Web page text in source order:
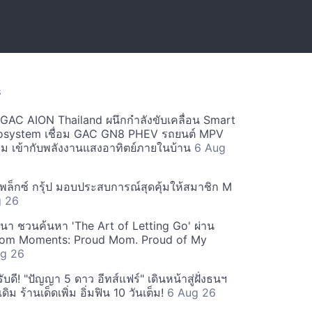
AION Thailand ผนึกกำลังขับเคลื่อน Smart
เชื่อม GAC GN8 PHEV รถยนต์ MPV
เข้ากับพลังงานแสงอาทิตย์ภายในบ้าน 6 Aug
พล็กซ์ กรุ้ป มอบประสบการณ์สุดคุ้มให้สมาชิก M
26
า ชวนค้นหา 'The Art of Letting Go' ผ่าน
Moments: Proud Mom. Proud of My
26
บดี! "ปัญญา 5 ดาว อีทส์แฟร์" เดินหน้าสู่ฝั่งธนฯ
ม ร้านเด็ดเพิ่ม อิ่มฟิน 10 วันเต็ม! 6 Aug 26